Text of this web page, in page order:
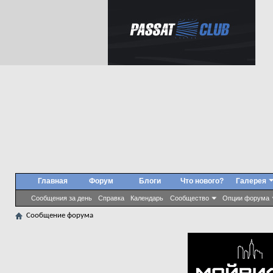
Главная Форум
Сообщения за день Справка Календарь Сообщество Опции форума
Блоги Что нового? Галерея
Сообщение форума